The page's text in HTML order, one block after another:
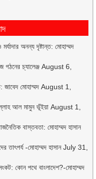
অনন্য দৃষ্টান্ত: মোহাম্মদ
গঠনের চ্যালেঞ্জ August 6,
মোহাম্মদ August 1,
আল মামুন ভূঁইয়া August 1,
বাস্তবতা: মোহাম্মদ হাসান
তাৎপর্য -মোহাম্মদ হাসান July 31,
কোন পথে বাংলাদেশ?-মোহাম্মদ